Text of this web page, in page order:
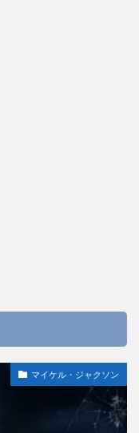
マイケル・ジャクソン